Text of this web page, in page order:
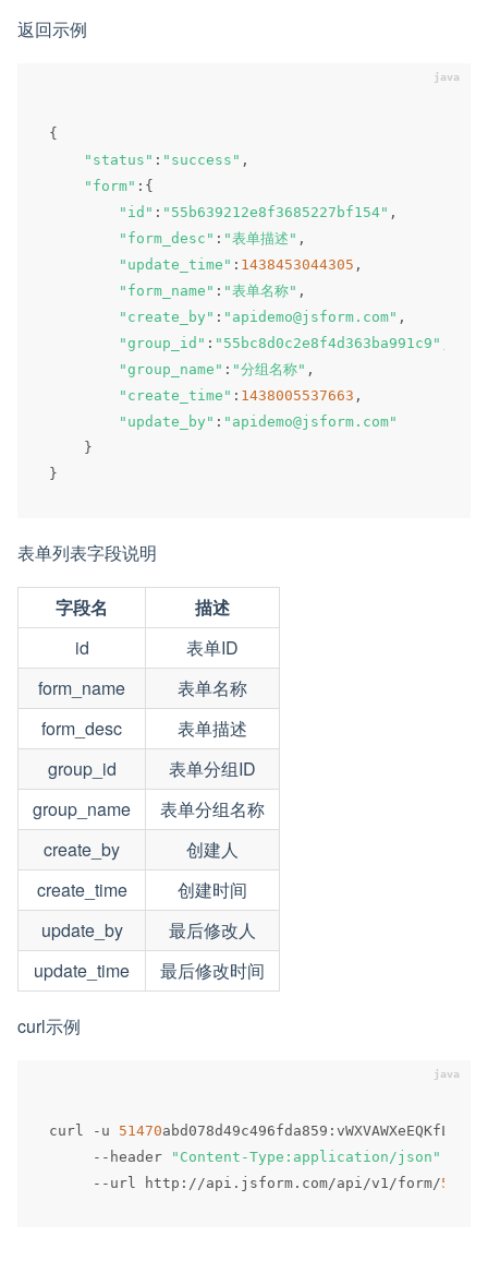
返回示例
{
"status" : "success" ,
"form" : {
"id" : "55b639212e8f3685227bf154" ,
"form_desc" : "表单描述" ,
"update_time" : 1438453044305 ,
"form_name" : "表单名称" ,
"create_by" : "apidemo@jsform.com" ,
"group_id" : "55bc8d0c2e8f4d363ba991c9"
"group_name" : "分组名称" ,
"create_time" : 1438005537663 ,
"update_by" : "apidemo@jsform.com"
}
}
表单列表字段说明
字段名
描述
id
表单ID
form_name
表单名称
form_desc
表单描述
group_id
表单分组ID
group_name
表单分组名称
create_by
创建人
create_time
创建时间
update_by
最后修改人
update_time
最后修改时间
curl示例
curl - u 51470abd078d49c496fda859 :
-- header "Content-Type:application/json"
-- url http : / /api . jsform . com/api /v1 /form/55